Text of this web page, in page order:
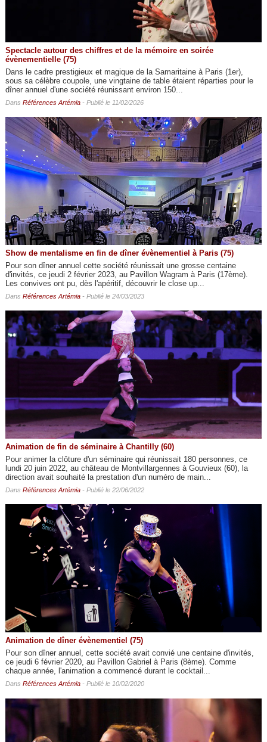
Spectacle autour des chiffres et de la mémoire en soirée
évènementielle (75)
Dans le cadre prestigieux et magique de la Samaritaine à Paris (1er),
sous sa célèbre coupole, une vingtaine de table étaient réparties pour le
dîner annuel d'une société réunissant environ 150...
Dans Références Artémia- Publié le 11/02/2026
Show de mentalisme en fin de dîner évènementiel à Paris (75)
Pour son dîner annuel cette société réunissait une grosse centaine
d'invités, ce jeudi 2 février 2023, au Pavillon Wagram à Paris (17ème).
Les convives ont pu, dès l'apéritif, découvrir le close up...
Dans Références Artémia- Publié le 24/03/2023
Animation de fin de séminaire à Chantilly (60)
Pour animer la clôture d'un séminaire qui réunissait 180 personnes, ce
lundi 20 juin 2022, au château de Montvillargennes à Gouvieux (60), la
direction avait souhaité la prestation d'un numéro de main...
Dans Références Artémia- Publié le 22/06/2022
Animation de dîner évènementiel (75)
Pour son dîner annuel, cette société avait convié une centaine d'invités,
ce jeudi 6 février 2020, au Pavillon Gabriel à Paris (8ème). Comme
chaque année, l'animation a commencé durant le cocktail...
Dans Références Artémia- Publié le 10/02/2020